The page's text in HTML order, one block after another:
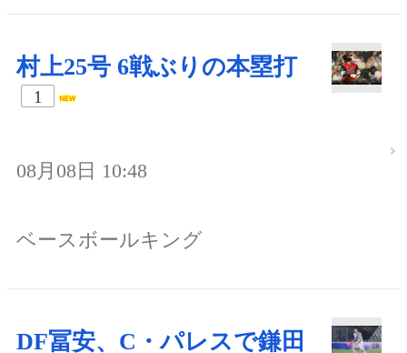
村上25号 6戦ぶりの本塁打
1
08月08日 10:48
ベースボールキング
DF冨安、C・パレスで鎌田